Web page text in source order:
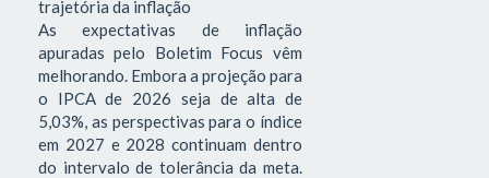
trajetória da inflação
As expectativas de inflação
apuradas pelo Boletim Focus vêm
melhorando. Embora a projeção para
o IPCA de 2026 seja de alta de
5,03%, as perspectivas para o índice
em 2027 e 2028 continuam dentro
do intervalo de tolerância da meta.